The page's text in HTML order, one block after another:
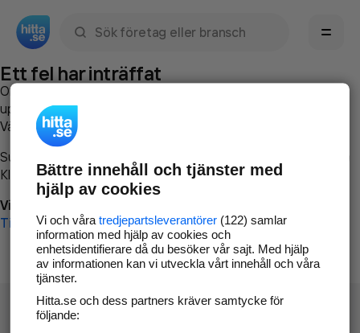
Ett fel har inträffat
Om du vill kan du
uppstod så att vi lättare och snabbare kan avhjälpa det.
Vänligen försök med följande:
Surfa till
Klicka påTillbaka-knappen i webbläsaren och försök igen
Vi beklagar besväret!
Till startsidan
Bättre innehåll och tjänster med
hjälp av cookies
Vi och våra tredjepartsleverantörer(122) samlar
information med hjälp av cookies och
enhetsidentifierare då du besöker vår sajt. Med hjälp
av informationen kan vi utveckla vårt innehåll och våra
tjänster.
Hitta.se och dess partners kräver samtycke för
följande: